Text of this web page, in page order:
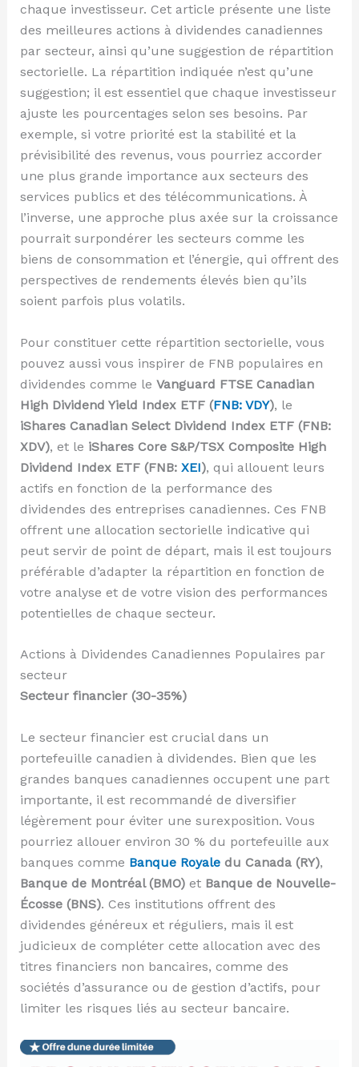
chaque investisseur. Cet article présente une liste
des meilleures actions à dividendes canadiennes
par secteur, ainsi qu’une suggestion de répartition
sectorielle. La répartition indiquée n’est qu’une
suggestion; il est essentiel que chaque investisseur
ajuste les pourcentages selon ses besoins. Par
exemple, si votre priorité est la stabilité et la
prévisibilité des revenus, vous pourriez accorder
une plus grande importance aux secteurs des
services publics et des télécommunications. À
l’inverse, une approche plus axée sur la croissance
pourrait surpondérer les secteurs comme les
biens de consommation et l’énergie, qui offrent des
perspectives de rendements élevés bien qu’ils
soient parfois plus volatils.
Pour constituer cette répartition sectorielle, vous
pouvez aussi vous inspirer de FNB populaires en
dividendes comme le Vanguard FTSE Canadian
High Dividend Yield Index ETF (FNB: VDY), le
iShares Canadian Select Dividend Index ETF (FNB:
XDV), et le iShares Core S&P/TSX Composite High
Dividend Index ETF (FNB: XEI), qui allouent leurs
actifs en fonction de la performance des
dividendes des entreprises canadiennes. Ces FNB
offrent une allocation sectorielle indicative qui
peut servir de point de départ, mais il est toujours
préférable d’adapter la répartition en fonction de
votre analyse et de votre vision des performances
potentielles de chaque secteur.
Actions à Dividendes Canadiennes Populaires par
secteur
Secteur financier (30-35%)
Le secteur financier est crucial dans un
portefeuille canadien à dividendes. Bien que les
grandes banques canadiennes occupent une part
importante, il est recommandé de diversifier
légèrement pour éviter une surexposition. Vous
pourriez allouer environ 30 % du portefeuille aux
banques comme Banque Royaledu Canada (RY),
Banque de Montréal (BMO)et Banque de Nouvelle-
Écosse (BNS). Ces institutions offrent des
dividendes généreux et réguliers, mais il est
judicieux de compléter cette allocation avec des
titres financiers non bancaires, comme des
sociétés d’assurance ou de gestion d’actifs, pour
limiter les risques liés au secteur bancaire.